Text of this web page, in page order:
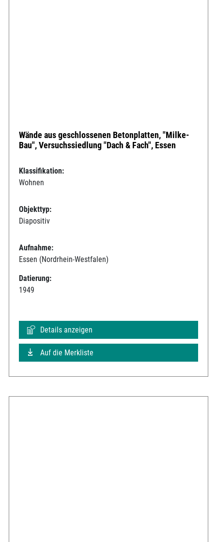
Wände aus geschlossenen Betonplatten, "Milke-
Bau", Versuchssiedlung "Dach & Fach", Essen
Klassifikation:
Wohnen
Objekttyp:
Diapositiv
Aufnahme:
Essen (Nordrhein-Westfalen)
Datierung:
1949
Details anzeigen
Auf die Merkliste